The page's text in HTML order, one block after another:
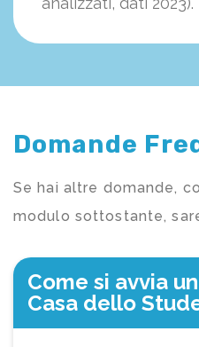
Domande
Se hai altre domande,
modulo sottostante,
Come si avvia
Casa dello